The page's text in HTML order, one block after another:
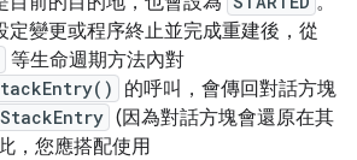
定變更或程序終止並完成重建後，從
等生命週期方法內對
的呼叫，會傳回對話方塊
(因為對話方塊會還原在其
，您應搭配使用